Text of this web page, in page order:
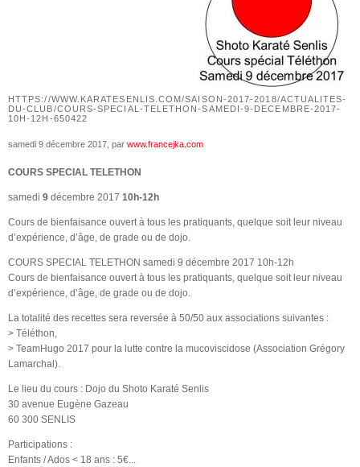
HTTPS://WWW.KARATESENLIS.COM/SAISON-2017-2018/ACTUALITES-
DU-CLUB/COURS-SPECIAL-TELETHON-SAMEDI-9-DECEMBRE-2017-
10H-12H-650422
samedi 9 décembre 2017 , par www.francejka.com
COURS SPECIAL TELETHON
samedi 9 décembre 2017 10h-12h
Cours de bienfaisance ouvert à tous les pratiquants, quelque soit leur niveau
d’expérience, d’âge, de grade ou de dojo.
COURS SPECIAL TELETHON samedi 9 décembre 2017 10h-12h
Cours de bienfaisance ouvert à tous les pratiquants, quelque soit leur niveau
d’expérience, d’âge, de grade ou de dojo.
La totalité des recettes sera reversée à 50/50 aux associations suivantes :
> Téléthon,
> TeamHugo 2017 pour la lutte contre la mucoviscidose (Association Grégory
Lamarchal).
Le lieu du cours : Dojo du Shoto Karaté Senlis
30 avenue Eugène Gazeau
60 300 SENLIS
Participations :
Enfants / Ados < 18 ans : 5€...